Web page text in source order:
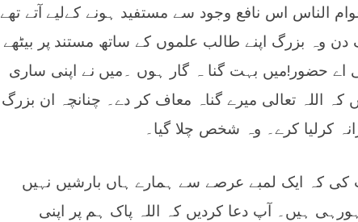
الناس اس نافع وجود سے مستفید ہونے کےلیے آتے تھے
دن وہ بزرگ اپنے طالب علموں کے ساتھ مستند پر بیٹھے
حضور!میں بہت گنا ہ گار ہوں ۔میں نے اپنی ساری
اللہ تعالی میرے گناہ معاف کر دے۔ چنانچہ ان بزرگ
کرلیا کرے۔ وہ شخص چلا گیا۔
کہ ایک لمبے عرصے سے ہمارے ہاں بارشیں نہیں
ہیں۔ آپ دعا کردیں کہ اللہ پاک ہم پر اپنی